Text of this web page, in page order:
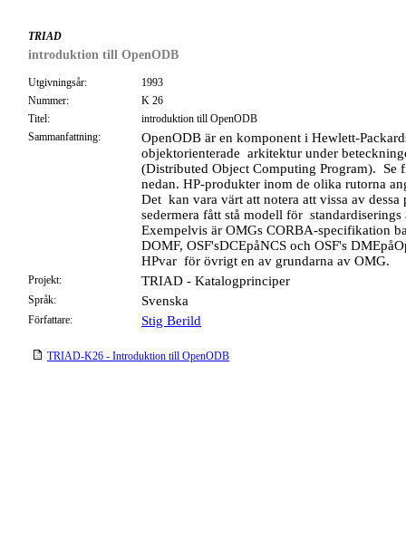
TRIAD
introduktion till OpenODB
Utgivningsår:
1993
Nummer:
K 26
Titel:
introduktion till OpenODB
Sammanfattning:
OpenODB är en komponent i Hewlett-
objektorienterade arkitektur under
(Distributed Object Computing Program). Se
nedan. HP-produkter inom de olika rutorna
Det kan vara värt att notera att vissa av dessa
sedermera fått stå modell för standardiserings
Exempelvis är OMGs CORBA-specifikation
DOMF, OSF'sDCEpåNCS och OSF's
HPvar för övrigt en av grundarna av OMG.
Projekt: TRIAD - Katalogprinciper
Språk: Svenska
Författare: Stig Berild
TRIAD-K26 - Introduktion till OpenODB